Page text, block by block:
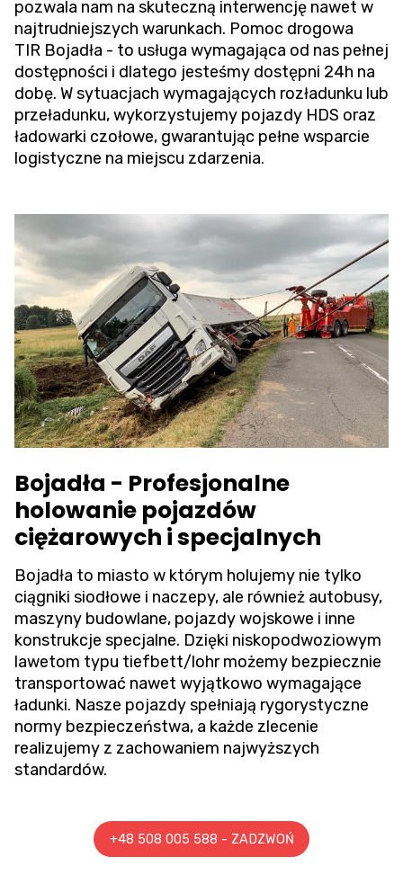
pozwala nam na skuteczną interwencję nawet w
najtrudniejszych warunkach. Pomoc drogowa
TIR Bojadła - to usługa wymagająca od nas pełnej
dostępności i dlatego jesteśmy dostępni 24h na
dobę. W sytuacjach wymagających rozładunku lub
przeładunku, wykorzystujemy pojazdy HDS oraz
ładowarki czołowe, gwarantując pełne wsparcie
logistyczne na miejscu zdarzenia.
Bojadła - Profesjonalne
holowanie pojazdów
ciężarowych i specjalnych
Bojadła to miasto w którym holujemy nie tylko
ciągniki siodłowe i naczepy, ale również autobusy,
maszyny budowlane, pojazdy wojskowe i inne
konstrukcje specjalne. Dzięki niskopodwoziowym
lawetom typu tiefbett/lohr możemy bezpiecznie
transportować nawet wyjątkowo wymagające
ładunki. Nasze pojazdy spełniają rygorystyczne
normy bezpieczeństwa, a każde zlecenie
realizujemy z zachowaniem najwyższych
standardów.
+48 508 005 588 - ZADZWOŃ